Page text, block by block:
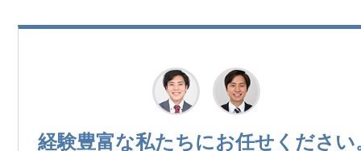
経験豊富な私たちにお任せください